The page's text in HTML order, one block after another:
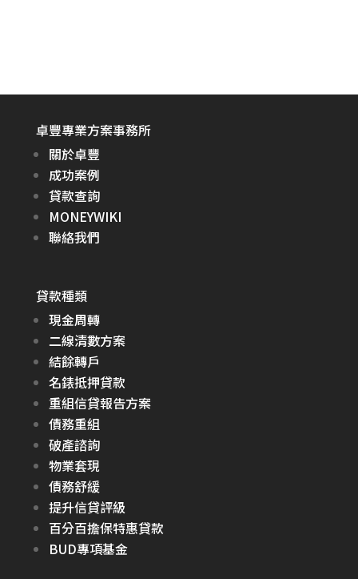
卓豐專業方案事務所
關於卓豐
成功案例
貸款查詢
MONEYWIKI
聯絡我們
貸款種類
現金周轉
二線清數方案
結餘轉戶
名錶抵押貸款
重組信貸報告方案
債務重組
破產諮詢
物業套現
債務舒緩
提升信貸評級
百分百擔保特惠貸款
BUD專項基金